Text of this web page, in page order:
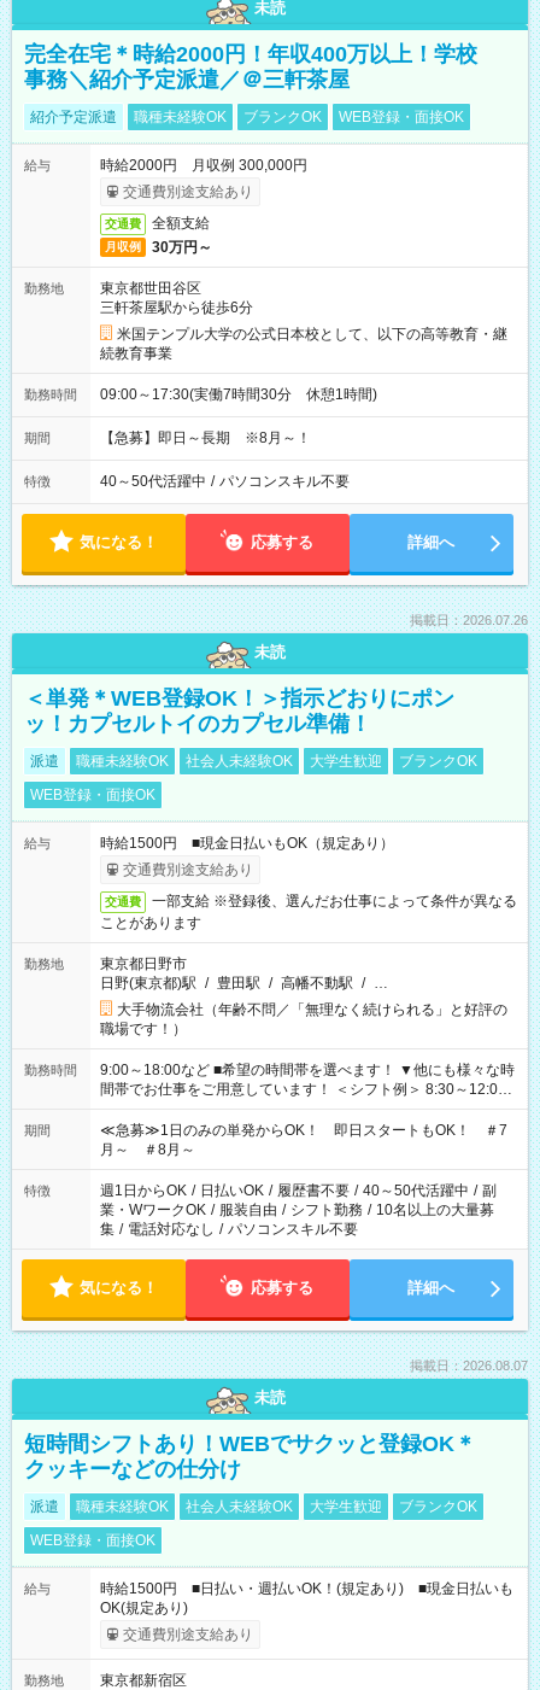
未読
完全在宅＊時給2000円！年収400万以上！学校
事務＼紹介予定派遣／＠三軒茶屋
紹介予定派遣 職種未経験OK ブランクOK WEB登録・面接OK
給与
時給2000円 月収例 300,000円
交通費別途支給あり
交通費 全額支給
月収例 30万円～
勤務地
東京都世田谷区
三軒茶屋駅から徒歩6分
米国テンプル大学の公式日本校として、以下の高等教育・継
続教育事業
勤務時間 09:00～17:30(実働7時間30分 休憩1時間)
期間 【急募】即日～長期 ※8月～！
特徴 40～50代活躍中 / パソコンスキル不要
気になる！ 応募する 詳細へ
掲載日：2026.07.26
未読
＜単発＊WEB登録OK！＞指示どおりにポン
ッ！カプセルトイのカプセル準備！
派遣 職種未経験OK 社会人未経験OK 大学生歓迎
ブランクOK
WEB登録・面接OK
給与
時給1500円 ■現金日払いもOK（規定あり）
交通費別途支給あり
交通費
一部支給 ※登録後、選んだお仕事によって条件が異なる
ことがあります
勤務地
東京都日野市
日野(東京都)駅 / 豊田駅 / 高幡不動駅 / …
大手物流会社（年齢不問／「無理なく続けられる」と好評の
職場です！）
勤務時間
9:00～18:00など ■希望の時間帯を選べます！ ▼他にも様々な時
間帯でお仕事をご用意しています！ ＜シフト例＞ 8:30～12:00
17:00～22:00 13:00～22:00 22:00～翌6:00 など
期間
≪急募≫1日のみの単発からOK！ 即日スタートもOK！ ＃7
月～ ＃8月～
特徴 週1日からOK / 日払いOK / 履歴書不要 / 40～50代活躍中 / 副
業・WワークOK / 服装自由 / シフト勤務 / 10名以上の大量募
集 / 電話対応なし / パソコンスキル不要
気になる！ 応募する 詳細へ
掲載日：2026.08.07
未読
短時間シフトあり！WEBでサクッと登録OK＊
クッキーなどの仕分け
派遣 職種未経験OK 社会人未経験OK 大学生歓迎
ブランクOK
WEB登録・面接OK
給与
時給1500円 ■日払い・週払いOK！(規定あり) ■現金日払いも
OK(規定あり)
交通費別途支給あり
勤務地
東京都新宿区